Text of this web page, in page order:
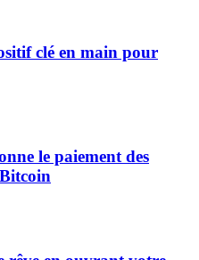
clé en main pour
le paiement des